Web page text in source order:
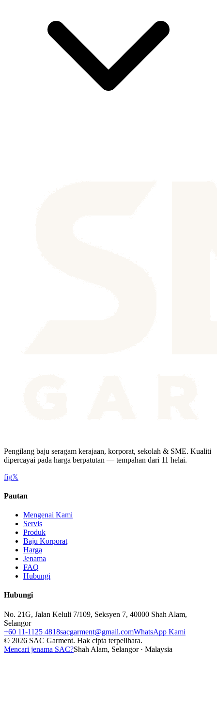
Pengilang baju seragam kerajaan, korporat, sekolah & SME. Kualiti
dipercayai pada harga berpatutan — tempahan dari 11 helai.
fig𝕏
Pautan
Mengenai Kami
Servis
Produk
Baju Korporat
Harga
Jenama
FAQ
Hubungi
Hubungi
No. 21G, Jalan Keluli 7/109, Seksyen 7, 40000 Shah Alam,
Selangor
+60 11-1125 4818sacgarment@gmail.comWhatsApp Kami
© 2026 SAC Garment. Hak cipta terpelihara.
Mencari jenama SAC?Shah Alam, Selangor · Malaysia